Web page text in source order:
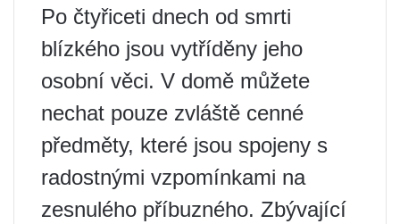
Po čtyřiceti dnech od smrti
blízkého jsou vytříděny jeho
osobní věci. V domě můžete
nechat pouze zvláště cenné
předměty, které jsou spojeny s
radostnými vzpomínkami na
zesnulého příbuzného. Zbývající